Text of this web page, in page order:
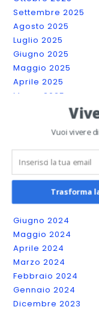
Settembre 2025
Agosto 2025
Luglio 2025
Giugno 2025
Maggio 2025
Aprile 2025
Marzo 2025
Febbraio 2025
Dicembre 2024
Novembre 2024
Ottobre 2024
Settembre 2024
Agosto 2024
Luglio 2024
Giugno 2024
Maggio 2024
Aprile 2024
Marzo 2024
Febbraio 2024
Gennaio 2024
Dicembre 2023
Vuoi vivere
Trasforma